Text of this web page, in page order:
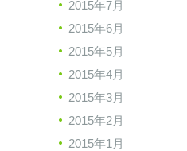
2015年7月
2015年6月
2015年5月
2015年4月
2015年3月
2015年2月
2015年1月